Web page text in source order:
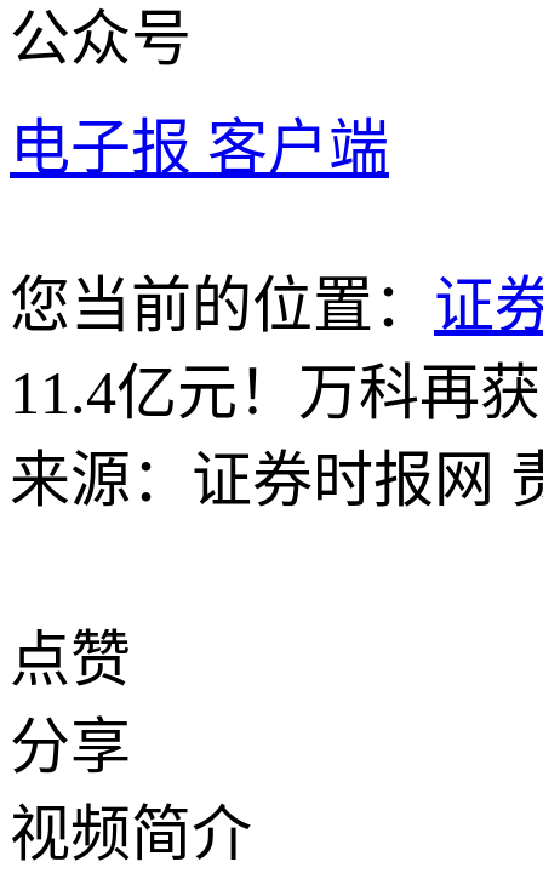
公众号
电子报 客户端
您当前的位置： 证
11.4亿元！万科再
来源：证券时报网
点赞
分享
视频简介